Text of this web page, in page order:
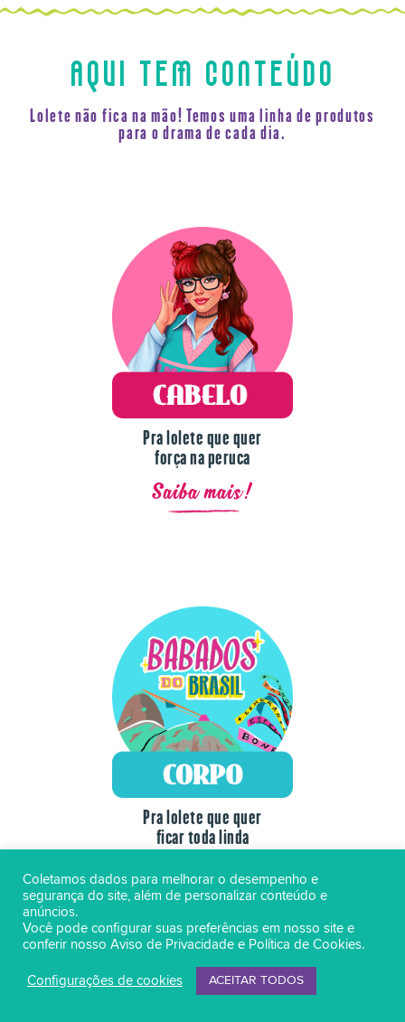
AQUI TEM CONTEÚDO
Lolete não fica na mão! Temos uma linha de produtos
para o drama de cada dia.
Pra lolete que quer
força na peruca
Saiba mais!
Pra lolete que quer
ficar toda linda
Coletamos dados para melhorar o desempenho e
segurança do site, além de personalizar conteúdo e
anúncios.
Você pode configurar suas preferências em nosso site e
conferir nosso Aviso de Privacidade e Política de Cookies.
Configurações de cookies ACEITAR TODOS